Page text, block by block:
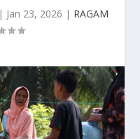
| Jan 23, 2026 | RAGAM